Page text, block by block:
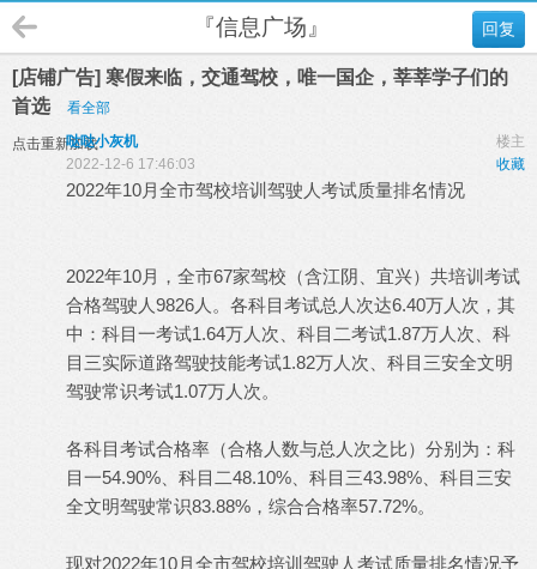
回复
『信息广场』
[店铺广告] 寒假来临，交通驾校，唯一国企，莘莘学子们的
首选
看全部
点击重新加载 楼主
哒哒小灰机
收藏
2022-12-6 17:46:03
2022年10月全市驾校培训驾驶人考试质量排名情况
2022年10月，全市67家驾校（含江阴、宜兴）共培训考试
合格驾驶人9826人。各科目考试总人次达6.40万人次，其
中：科目一考试1.64万人次、科目二考试1.87万人次、科
目三实际道路驾驶技能考试1.82万人次、科目三安全文明
驾驶常识考试1.07万人次。
各科目考试合格率（合格人数与总人次之比）分别为：科
目一54.90%、科目二48.10%、科目三43.98%、科目三安
全文明驾驶常识83.88%，综合合格率57.72%。
现对2022年10月全市驾校培训驾驶人考试质量排名情况予